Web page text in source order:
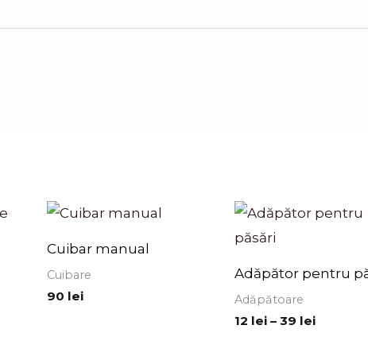
Cuibar manual
Cuibare
90 lei
Adăpător pentru
Adăpătoare
12 lei – 39 lei
Interval
de
până